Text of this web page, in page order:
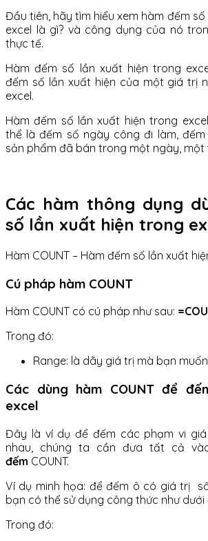
Đầu tiên, hãy tìm hiểu xem hàm đếm
excel là gì? và công dụng của nó
thực tế.
Hàm đếm số lần xuất hiện trong
đếm số lần xuất hiện của một giá trị
excel.
Hàm đếm số lần xuất hiện trong
thể là đếm số ngày công đi làm,
sản phẩm đã bán trong một ngày, một
Các hàm thông dụng
số lần xuất hiện trong
Hàm COUNT – Hàm đếm số lần xuất
Cú pháp hàm COUNT
Hàm COUNT có cú pháp như sau:
Trong đó:
Range: là dãy giá trị mà bạn
Các dùng hàm COUNT để
excel
Đây là ví dụ để đếm các phạm vi
nhau, chúng ta cần đưa tất cả
đếm COUNT.
Ví dụ minh họa: để đếm ô có giá trị
bạn có thể sử dụng công thức như dưới
Trong đó: